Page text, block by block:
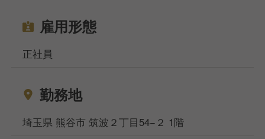
雇用形態
正社員
勤務地
埼玉県 熊谷市 筑波２丁目54−２ 1階